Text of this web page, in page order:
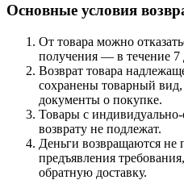
Основные условия
От товара можно
получения — в течение 7
Возврат товара
сохранены товарный вид,
документы о покупке.
Товары с
возврату не подлежат.
Деньги возвращаются не
предъявления
обратную доставку.